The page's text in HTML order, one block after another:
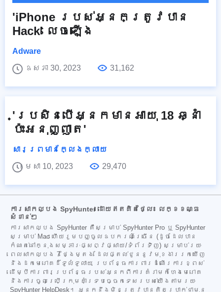
'iPhone របស់អ្នកត្រូវបាន
Hack' លេចឡើង
Adware
ឧសភា 30, 2023
31,162
'ប្រសិនបើអ្នកមានអាយុ 18 ឆ្នាំ
ប៉ះអនុញ្ញាត'
សារព្រមានក្លែងក្លាយ
មេសា 10, 2023
29,470
ការសាកល្បង SpyHunter ដោយឥតគិតថ្លៃ៖ លក្ខខណ្ឌ
សំខាន់ៗ
ការសាកល្បង SpyHunter គឺសម្រាប់ SpyHunter Pro ឬ SpyHunter
សម្រាប់ Mac ហើយរួមបញ្ចូលឧបករណ៍ច្រើន (ដូចដែលបាន
កំណត់នៅក្នុងសម្ភារៈផ្សព្វផ្សាយ/ទំព័រទិញ) សម្រាប់រយៈ
ពេលសាកល្បង 7 ថ្ងៃម្តង ដែលផ្តល់ជូននូវមុខងាររកឃើញ
និងដកមេរោគដ៏ទូលំទូលាយ ប្រព័ន្ធការពារដំណើរការខ្ពស់
ដើម្បីការពារប្រព័ន្ធរបស់អ្នកពីការគំរាមកំហែងមេរោគ
និងការចូលប្រើក្រុមគាំទ្របច្ចេកទេសរបស់យើងតាមរយៈ
SpyHunter HelpDesk។ អ្នកនឹងមិនត្រូវបានគិតប្រាក់ជាមុន